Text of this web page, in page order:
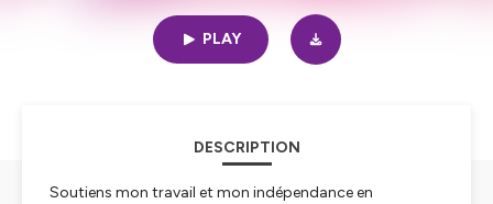
PLAY
DESCRIPTION
Soutiens mon travail et mon indépendance en